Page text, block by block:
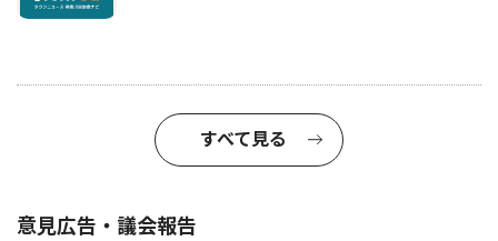
すべて見る
意見広告・議会報告